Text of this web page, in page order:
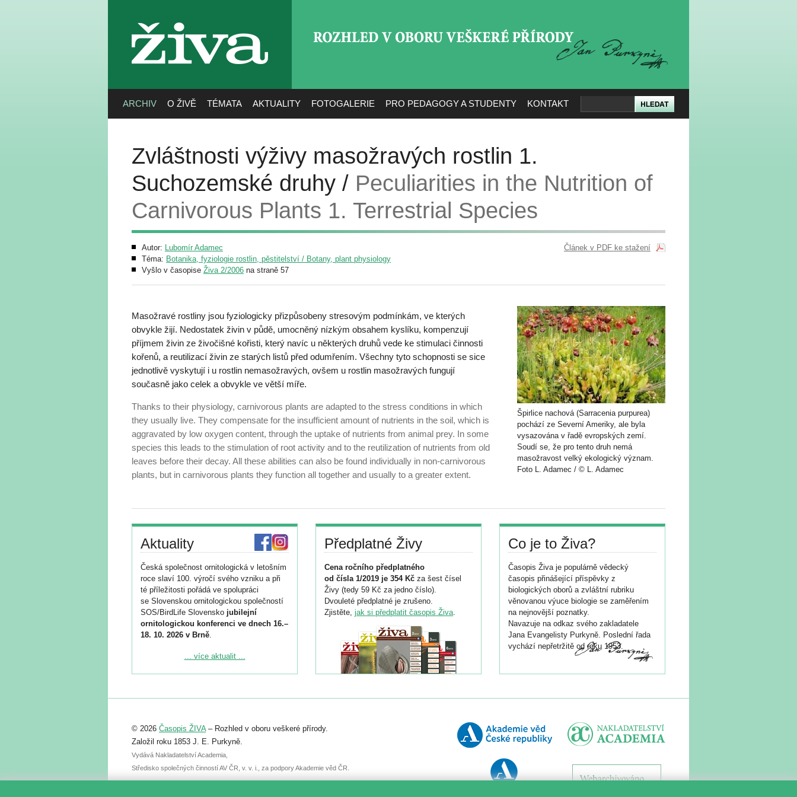
živa
ARCHIV O ŽIVĚ TÉMATA AKTUALITY FOTOGALERIE PRO PEDAGOGY A STUDENTY KONTAKT
Zvláštnosti výživy masožravých rostlin 1.
Suchozemské druhy / Peculiarities in the Nutrition of
Carnivorous Plants 1. Terrestrial Species
Autor: Lubomír Adamec
Téma: Botanika, fyziologie rostlin, pěstitelství / Botany, plant physiology
Vyšlo v časopise Živa 2/2006 na straně 57
Článek v PDF ke stažení
Masožravé rostliny jsou fyziologicky přizpůsobeny stresovým podmínkám, ve kterých
obvykle žijí. Nedostatek živin v půdě, umocněný nízkým obsahem kyslíku, kompenzují
příjmem živin ze živočišné kořisti, který navíc u některých druhů vede ke stimulaci činnosti
kořenů, a reutilizací živin ze starých listů před odumřením. Všechny tyto schopnosti se sice
jednotlivě vyskytují i u rostlin nemasožravých, ovšem u rostlin masožravých fungují
současně jako celek a obvykle ve větší míře.
Thanks to their physiology, carnivorous plants are adapted to the stress conditions in which
they usually live. They compensate for the insufficient amount of nutrients in the soil, which is
aggravated by low oxygen content, through the uptake of nutrients from animal prey. In some
species this leads to the stimulation of root activity and to the reutilization of nutrients from old
leaves before their decay. All these abilities can also be found individually in non-carnivorous
plants, but in carnivorous plants they function all together and usually to a greater extent.
Špirlice nachová (Sarracenia purpurea)
pochází ze Severní Ameriky, ale byla
vysazována v řadě evropských zemí.
Soudí se, že pro tento druh nemá
masožravost velký ekologický význam.
Foto L. Adamec / © L. Adamec
Aktuality
Česká společnost ornitologická v letošním
roce slaví 100. výročí svého vzniku a při
té příležitosti pořádá ve spolupráci
se Slovenskou ornitologickou společností
SOS/BirdLife Slovensko jubilejní
ornitologickou konferenci ve dnech 16.–
18. 10. 2026 v Brně.
Podrobnější informace ke konferenci
Registrovat se můžete do 6. září.
abstraktu přihlášené přednášky nebo
posteru je už 30. června.
... více aktualit ...
Předplatné Živy
Cena ročního předplatného
od čísla 1/2019 je 354 Kč za šest čísel
Živy (tedy 59 Kč za jedno číslo).
Dvouleté předplatné je zrušeno.
Zjistěte, jak si předplatit časopis Živa.
Co je to Živa?
Časopis Živa je populárně vědecký
časopis přinášející příspěvky z
biologických oborů a zvláštní rubriku
věnovanou výuce biologie se zaměřením
na nejnovější poznatky.
Navazuje na odkaz svého zakladatele
Jana Evangelisty Purkyně. Poslední řada
vychází nepřetržitě od roku 1953.
© 2026 Časopis ŽIVA– Rozhled v oboru veškeré přírody.
Založil roku 1853 J. E. Purkyně.
Vydává Nakladatelství Academia,
Středisko společných činností AV ČR, v. v. i., za podpory Akademie věd ČR.